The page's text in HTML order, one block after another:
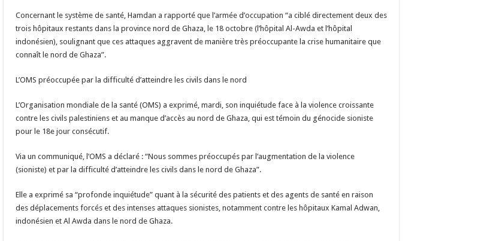
Concernant le système de santé, Hamdan a rapporté que l’armée d’occupation “a ciblé directement deux des
trois hôpitaux restants dans la province nord de Ghaza, le 18 octobre (l’hôpital Al-Awda et l’hôpital
indonésien), soulignant que ces attaques aggravent de manière très préoccupante la crise humanitaire que
connaît le nord de Ghaza”.
L’OMS préoccupée par la difficulté d’atteindre les civils dans le nord
L’Organisation mondiale de la santé (OMS) a exprimé, mardi, son inquiétude face à la violence croissante
contre les civils palestiniens et au manque d’accès au nord de Ghaza, qui est témoin du génocide sioniste
pour le 18e jour consécutif.
Via un communiqué, l’OMS a déclaré : “Nous sommes préoccupés par l’augmentation de la violence
(sioniste) et par la difficulté d’atteindre les civils dans le nord de Ghaza”.
Elle a exprimé sa “profonde inquiétude” quant à la sécurité des patients et des agents de santé en raison
des déplacements forcés et des intenses attaques sionistes, notamment contre les hôpitaux Kamal Adwan,
indonésien et Al Awda dans le nord de Ghaza.